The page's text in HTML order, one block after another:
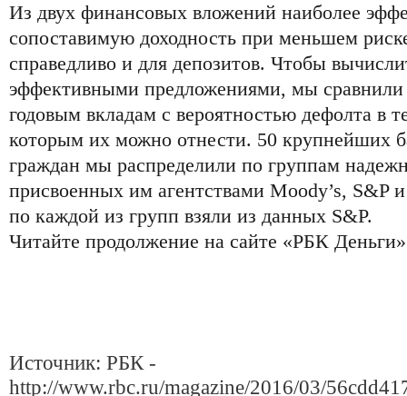
Из двух финансовых вложений наиболее
сопоставимую доходность при меньшем
справедливо и для депозитов. Чтобы
эффективными предложениями, мы
годовым вкладам с вероятностью дефолта в
которым их можно отнести. 50 крупнейших
граждан мы распределили по группам
присвоенных им агентствами Moody’s, S&P
по каждой из групп взяли из данных S&P.
Читайте продолжение на сайте «РБК
Источник: РБК -
http://www.rbc.ru/magazine/2016/03/